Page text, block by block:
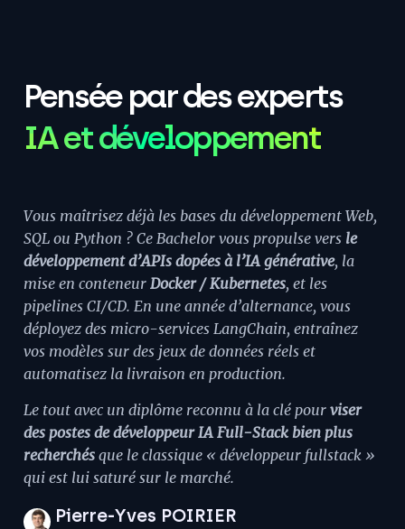
Pensée par des experts
IA et développement
Vous maîtrisez déjà les bases du développement Web,
SQL ou Python ? Ce Bachelor vous propulse vers le
développement d’APIs dopées à l’IA générative, la
mise en conteneurDocker / Kubernetes, et les
pipelines CI/CD. En une année d’alternance, vous
déployez des micro-services LangChain, entraînez
vos modèles sur des jeux de données réels et
automatisez la livraison en production.
Le tout avec un diplôme reconnu à la clé pourviser
des postes de développeur IA Full-Stack bien plus
recherchés que le classique « développeur fullstack »
qui est lui saturé sur le marché.
Pierre-Yves POIRIER